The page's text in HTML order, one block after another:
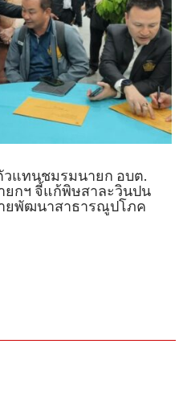
แทนชมรมนายก อบต.
ยกฯ จี้แก้พิษสาละวินปน
ยพัฒนาสาธารณูปโภค